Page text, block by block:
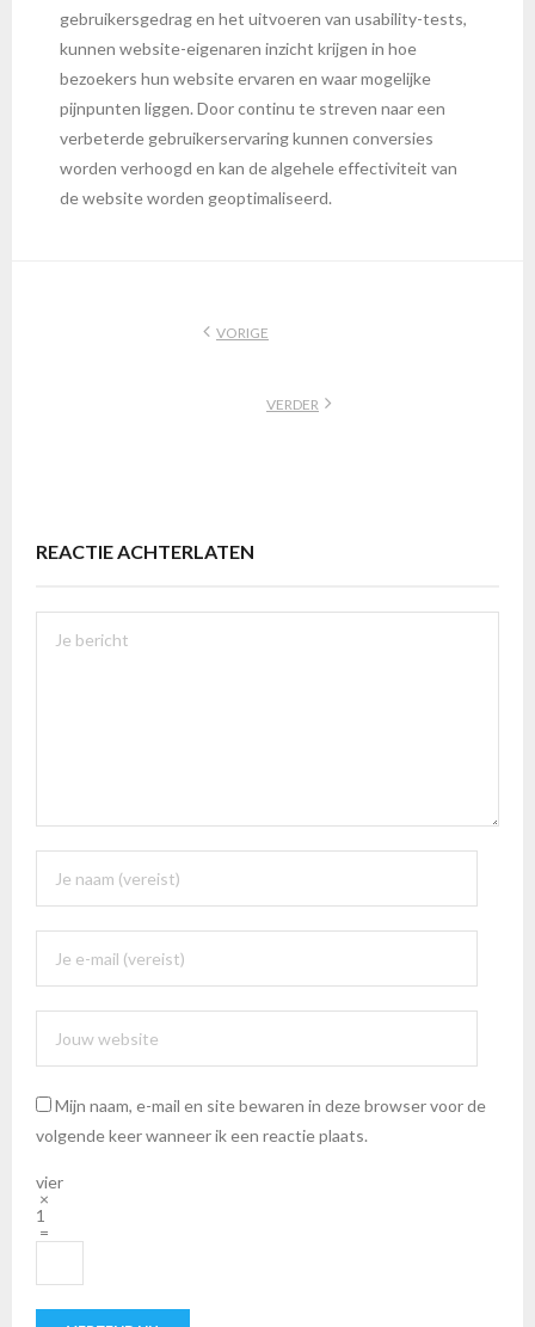
gebruikersgedrag en het uitvoeren van usability-tests,
kunnen website-eigenaren inzicht krijgen in hoe
bezoekers hun website ervaren en waar mogelijke
pijnpunten liggen. Door continu te streven naar een
verbeterde gebruikerservaring kunnen conversies
worden verhoogd en kan de algehele effectiviteit van
de website worden geoptimaliseerd.
VORIGE
VERDER
REACTIE ACHTERLATEN
Mijn naam, e-mail en site bewaren in deze browser voor de
volgende keer wanneer ik een reactie plaats.
vier
×
1
=